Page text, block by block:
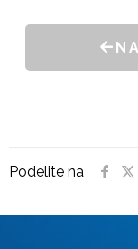
Podelite na